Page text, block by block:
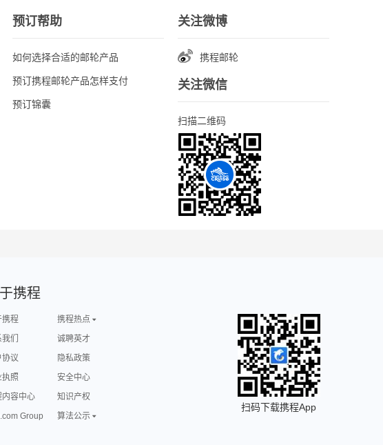
预订帮助
如何选择合适的邮轮产品
预订携程邮轮产品怎样支付
预订锦囊
关注微博
携程邮轮
关注微信
扫描二维码
携程
携程
携程热点
们
诚聘英才
协议
隐私政策
执照
安全中心
内容中心
知识产权
Group
算法公示
扫码下载携程App